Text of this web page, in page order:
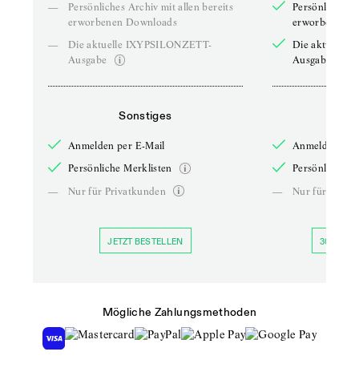
—
Persönliches Archiv mit allen bereits
erworbenen Downloads
—
Die aktuelle IXYPSILONZETT-
Ausgabe
Sonstiges
Anmelden per E-Mail
Persönliche Merklisten
—
Nur für Privatkunden
JETZT BESTELLEN
Persönliches
erworbenen
Die aktuelle
Ausgabe
Anmelden
Persönliche
—
Nur für
30 TAGE
Mögliche Zahlungsmethoden